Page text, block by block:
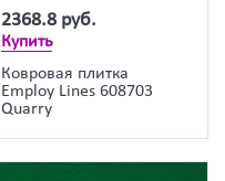
2368.8 руб.
Купить
Ковровая плитка
Employ Lines 608703
Quarry